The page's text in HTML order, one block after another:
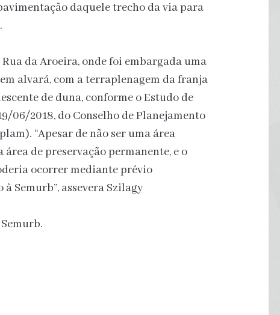
daquele trecho da via para
da Aroeira, onde foi embargada uma
alvará, com a terraplenagem da franja
de duna, conforme o Estudo de
06/2018, do Conselho de Planejamento
“Apesar de não ser uma área
de preservação permanente, e o
ocorrer mediante prévio
Semurb”, assevera Szilagy